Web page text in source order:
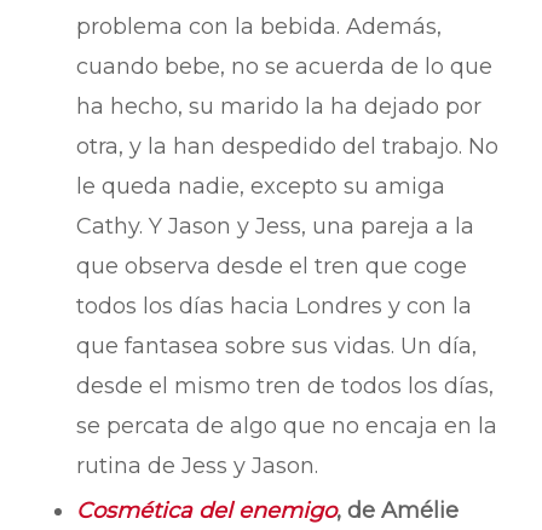
problema con la bebida. Además,
cuando bebe, no se acuerda de lo que
ha hecho, su marido la ha dejado por
otra, y la han despedido del trabajo. No
le queda nadie, excepto su amiga
Cathy. Y Jason y Jess, una pareja a la
que observa desde el tren que coge
todos los días hacia Londres y con la
que fantasea sobre sus vidas. Un día,
desde el mismo tren de todos los días,
se percata de algo que no encaja en la
rutina de Jess y Jason.
Cosmética del enemigo, de Amélie